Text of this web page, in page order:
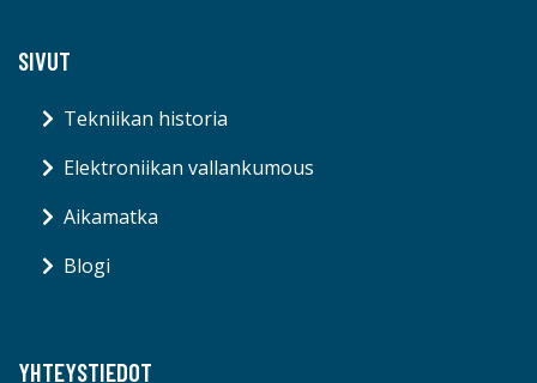
SIVUT
Tekniikan historia
Elektroniikan vallankumous
Aikamatka
Blogi
YHTEYSTIEDOT